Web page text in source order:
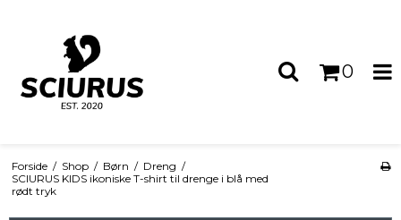
0
Forside / Shop / Børn / Dreng /
SCIURUS KIDS ikoniske T-shirt til drenge i blå med
rødt tryk